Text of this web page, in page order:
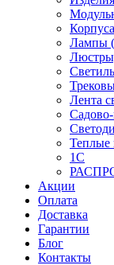
Лампы
Лента
Теплые
1С
Акции
Оплата
Доставка
Гарантии
Блог
Контакты